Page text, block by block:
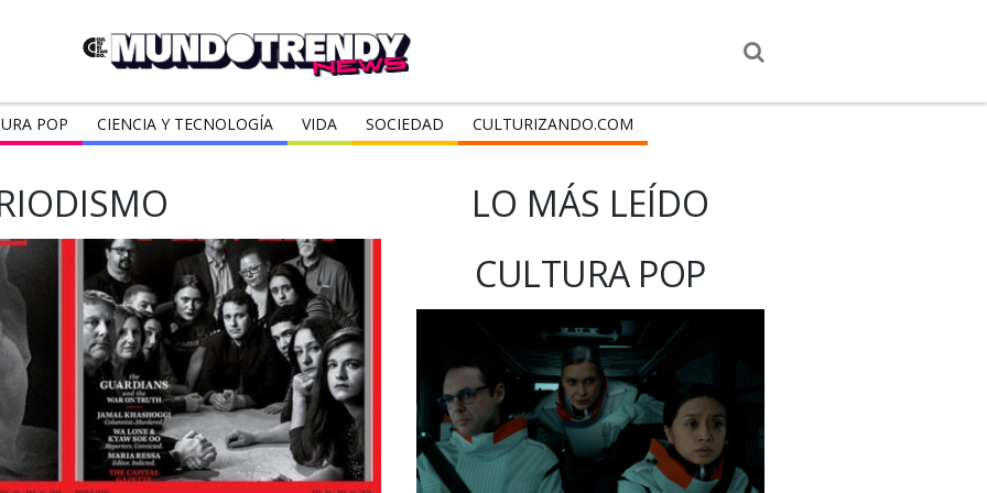
POP CIENCIA Y TECNOLOGÍA VIDA SOCIEDAD CULTURIZANDO.COM
LO MÁS LEÍDO
CULTURA POP